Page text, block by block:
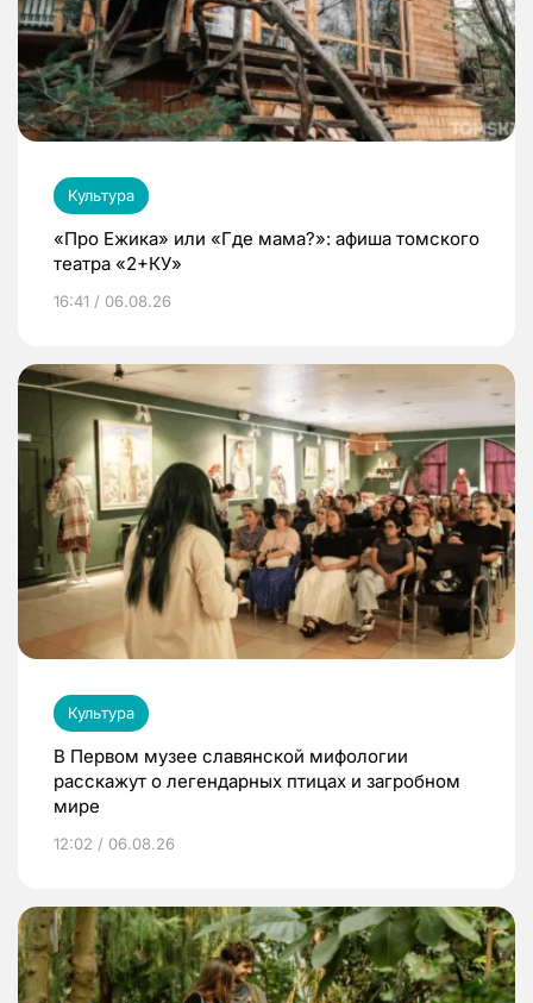
Культура
«Про Ежика» или «Где мама?»: афиша томского
театра «2+КУ»
16:41 / 06.08.26
Культура
В Первом музее славянской мифологии
расскажут о легендарных птицах и загробном
мире
12:02 / 06.08.26